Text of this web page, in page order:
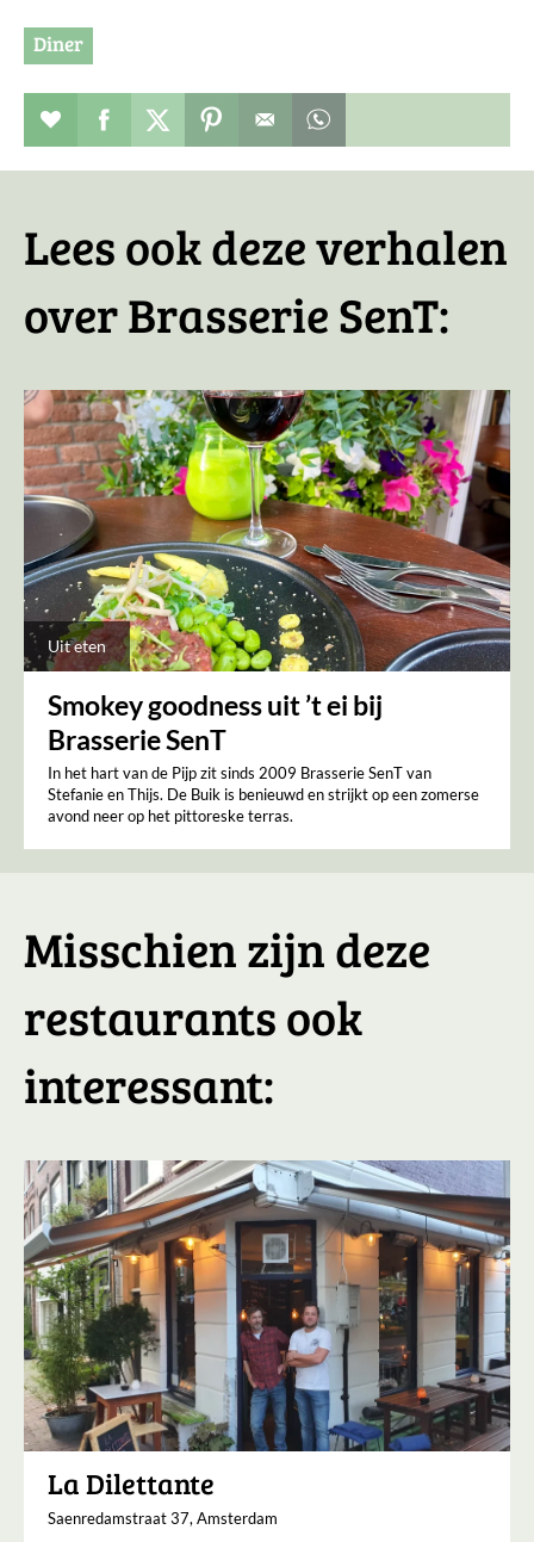
Diner
Restaurant toevoegen aan favorieten
Deel dit op facebook
Deel dit op twitter
Deel dit op pinterest
Lees ook deze verhalen
over Brasserie SenT:
Uit eten
Smokey goodness uit ’t ei bij
Brasserie SenT
In het hart van de Pijp zit sinds 2009 Brasserie SenT van
Stefanie en Thijs. De Buik is benieuwd en strijkt op een zomerse
avond neer op het pittoreske terras.
Misschien zijn deze
restaurants ook
interessant:
La Dilettante
Saenredamstraat 37, Amsterdam